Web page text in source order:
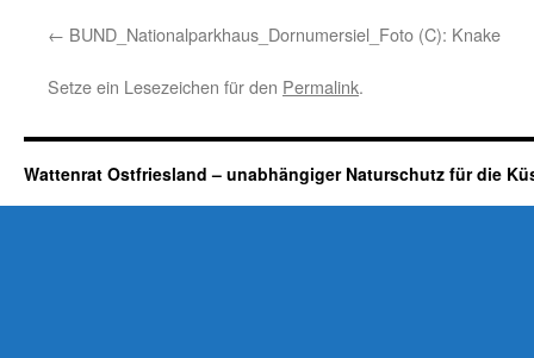
BUND_Nationalparkhaus_Dornumersiel_Foto (C): Knake
Setze ein Lesezeichen für den Permalink.
Wattenrat Ostfriesland – unabhängiger Naturschutz für die